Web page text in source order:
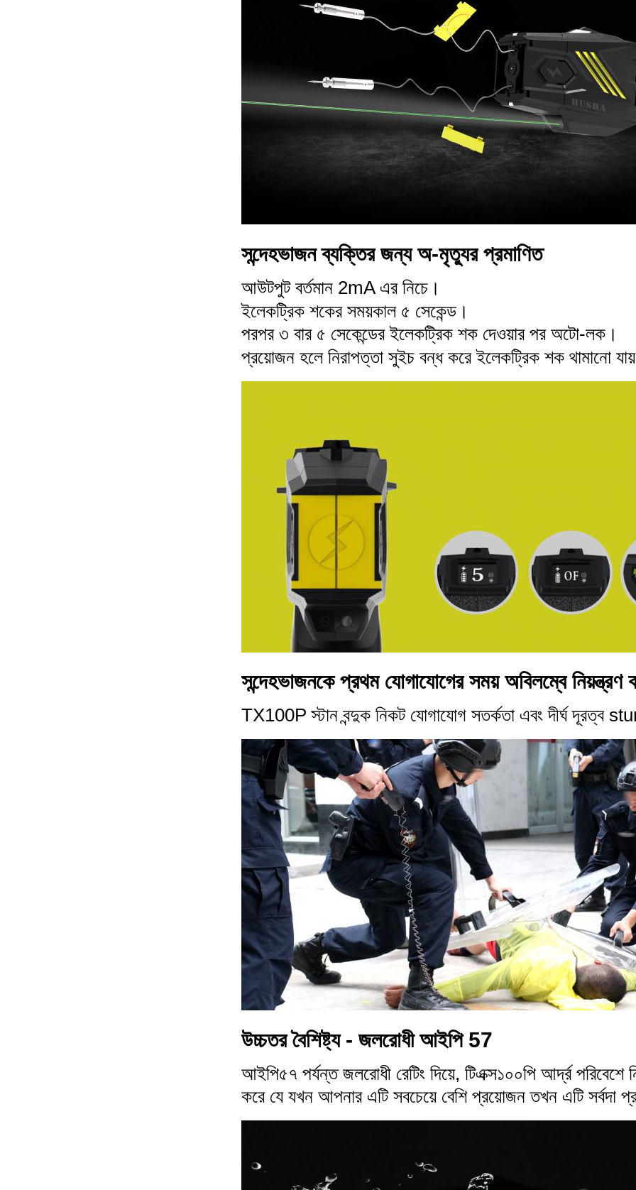
সন্দেহভাজন ব্যক্তির জন্য অ-মৃত্যুর প্রমাণিত
আউটপুট বর্তমান 2mA এর নিচে।
ইলেকট্রিক শকের সময়কাল ৫ সেকেন্ড।
পরপর ৩ বার ৫ সেকেন্ডের ইলেকট্রিক শক দেওয়ার পর অটো-লক।
প্রয়োজন হলে নিরাপত্তা সুইচ বন্ধ করে ইলেকট্রিক শক থামানো
সন্দেহভাজনকে প্রথম যোগাযোগের সময় অবিলম্বে
TX100P স্টান বন্দুক নিকট যোগাযোগ সতর্কতা এবং দীর্ঘ দূরত্ব
উচ্চতর বৈশিষ্ট্য - জলরোধী আইপি 57
আইপি৫৭ পর্যন্ত জলরোধী রেটিং দিয়ে, টিএক্স১০০পি আর্দ্র পরিবেশে
করে যে যখন আপনার এটি সবচেয়ে বেশি প্রয়োজন তখন এটি সর্বদা